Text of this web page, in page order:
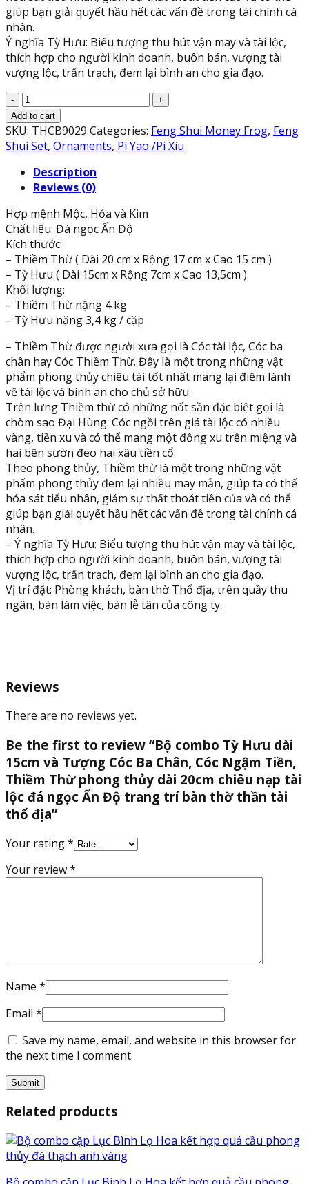
giúp bạn giải quyết hầu hết các vấn đề trong tài chính cá
nhân.
Ý nghĩa Tỳ Hưu: Biểu tượng thu hút vận may và tài lộc,
thích hợp cho người kinh doanh, buôn bán, vượng tài
vượng lộc, trấn trạch, đem lại bình an cho gia đạo.
Bộ
combo
Tỳ
Hưu
15cm
và
Cóc
Ba
Chân,
Cóc
Ngậm
Tiền,
Thiềm
Thừ
phong
thủy
dài
20cm
chiêu
nạp
tài
lộc
đá
ngọc
Ấn
Độ
trang
trí
bàn
thờ
thần
tài
thổ
Add to cart
SKU: THCB9029 Categories: Feng Shui Money Frog, Feng
Shui Set, Ornaments, Pi Yao /Pi Xiu
Description
Reviews (0)
Hợp mệnh Mộc, Hỏa và Kim
Chất liệu: Đá ngọc Ấn Độ
Kích thước:
– Thiềm Thừ ( Dài 20 cm x Rộng 17 cm x Cao 15 cm )
– Tỳ Hưu ( Dài 15cm x Rộng 7cm x Cao 13,5cm )
Khối lượng:
– Thiềm Thừ nặng 4 kg
– Tỳ Hưu nặng 3,4 kg / cặp
– Thiềm Thừ được người xưa gọi là Cóc tài lộc, Cóc ba
chân hay Cóc Thiềm Thừ. Đây là một trong những vật
phẩm phong thủy chiêu tài tốt nhất mang lại điềm lành
về tài lộc và bình an cho chủ sở hữu.
Trên lưng Thiềm thừ có những nốt sần đặc biệt gọi là
chòm sao Đại Hùng. Cóc ngồi trên giá tài lộc có nhiều
vàng, tiền xu và có thể mang một đồng xu trên miệng và
hai bên sườn đeo hai xâu tiền cổ.
Theo phong thủy, Thiềm thừ là một trong những vật
phẩm phong thủy đem lại nhiều may mắn, giúp ta có thể
hóa sát tiểu nhân, giảm sự thất thoát tiền của và có thể
giúp bạn giải quyết hầu hết các vấn đề trong tài chính cá
nhân.
– Ý nghĩa Tỳ Hưu: Biểu tượng thu hút vận may và tài lộc,
thích hợp cho người kinh doanh, buôn bán, vượng tài
vượng lộc, trấn trạch, đem lại bình an cho gia đạo.
Vị trí đặt: Phòng khách, bàn thờ Thổ địa, trên quầy thu
ngân, bàn làm việc, bàn lễ tân của công ty.
Reviews
There are no reviews yet.
Be the first to review “Bộ combo Tỳ Hưu dài
15cm và Tượng Cóc Ba Chân, Cóc Ngậm Tiền,
Thiềm Thừ phong thủy dài 20cm chiêu nạp tài
lộc đá ngọc Ấn Độ trang trí bàn thờ thần tài
thổ địa”
Your rating*
Your review*
Name *
Email *
Save my name, email, and website in this browser for
the next time I comment.
Related products